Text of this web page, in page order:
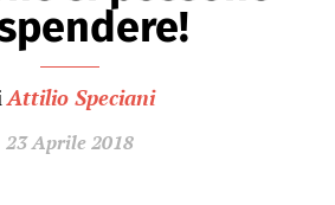
Attilio Speciani
23 Aprile 2018